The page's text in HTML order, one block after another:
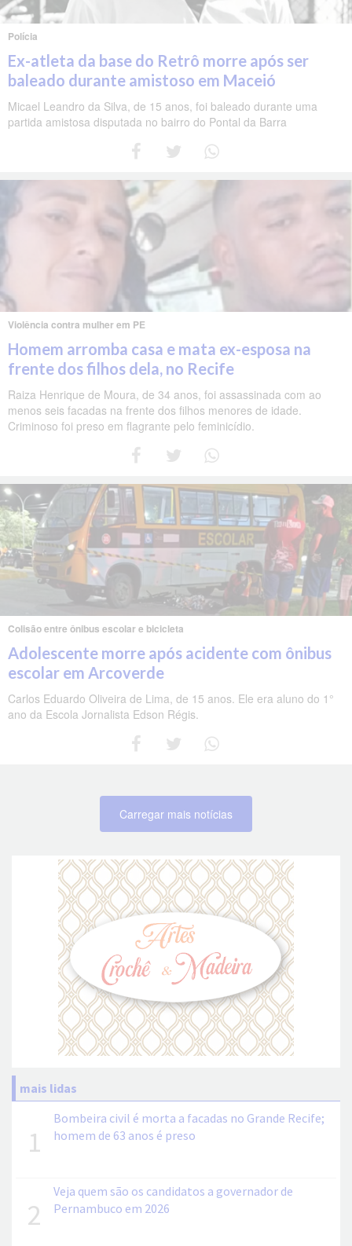
Polícia
Ex-atleta da base do Retrô morre após ser
baleado durante amistoso em Maceió
Micael Leandro da Silva, de 15 anos, foi baleado durante uma
partida amistosa disputada no bairro do Pontal da Barra
Violência contra mulher em PE
Homem arromba casa e mata ex-esposa na
frente dos filhos dela, no Recife
Raiza Henrique de Moura, de 34 anos, foi assassinada com ao
menos seis facadas na frente dos filhos menores de idade.
Criminoso foi preso em flagrante pelo feminicídio.
Colisão entre ônibus escolar e bicicleta
Adolescente morre após acidente com ônibus
escolar em Arcoverde
Carlos Eduardo Oliveira de Lima, de 15 anos. Ele era aluno do 1°
ano da Escola Jornalista Edson Régis.
Carregar mais notícias
mais lidas
1
Bombeira civil é morta a facadas no Grande Recife;
homem de 63 anos é preso
2
Veja quem são os candidatos a governador de
Pernambuco em 2026